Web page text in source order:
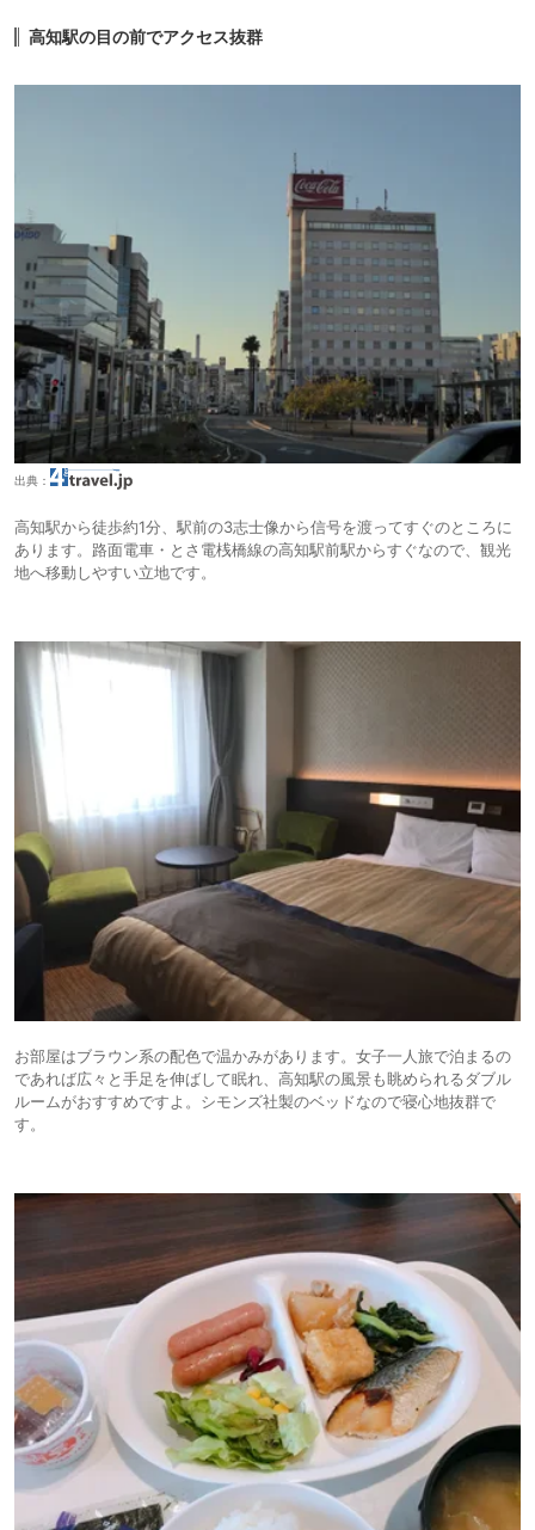
高知駅の目の前でアクセス抜群
出典：
高知駅から徒歩約1分、駅前の3志士像から信号を渡ってすぐのところに
あります。路面電車・とさ電桟橋線の高知駅前駅からすぐなので、観光
地へ移動しやすい立地です。
お部屋はブラウン系の配色で温かみがあります。女子一人旅で泊まるの
であれば広々と手足を伸ばして眠れ、高知駅の風景も眺められるダブル
ルームがおすすめですよ。シモンズ社製のベッドなので寝心地抜群で
す。